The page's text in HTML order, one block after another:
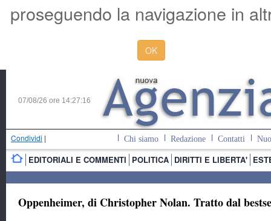
proseguendo la navigazione in
OK
07/08/26 ore 14:27:17
Condividi | Chi siamo Redazione Contatti
EDITORIALI E COMMENTI POLITICA DIRITTI E LIBERTA'
Oppenheimer, di Christopher Nolan. Tratto dal